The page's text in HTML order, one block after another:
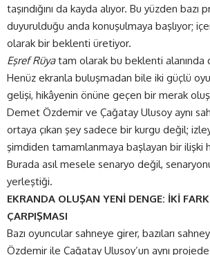
taşındığını da kayda alıyor. Bu yüzden bazı
duyurulduğu anda konuşulmaya başlıyor;
olarak bir beklenti üretiyor.
Eşref Rüyatam olarak bu beklenti alanında
Henüz ekranla buluşmadan bile iki güçlü
gelişi, hikâyenin önüne geçen bir merak
Demet Özdemir ve Çağatay Ulusoy aynı
ortaya çıkan şey sadece bir kurgu değil;
şimdiden tamamlanmaya başlayan bir ilişki
Burada asıl mesele senaryo değil,
yerleştiği.
EKRANDA OLUŞAN YENİ DENGE: İKİ
ÇARPIŞMASI
Bazı oyuncular sahneye girer, bazıları
Özdemir ile Çağatay Ulusoy’un aynı